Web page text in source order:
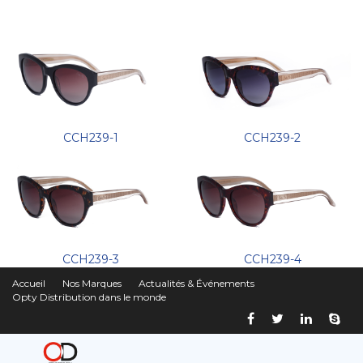
CCH239-1 CCH239-2
CCH239-3 CCH239-4
Accueil Nos Marques
Actualités & Événements
Opty Distribution dans le monde